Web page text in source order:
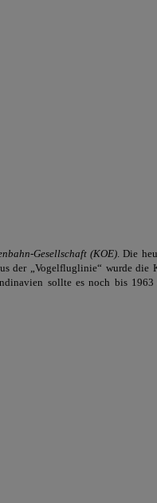
Gesellschaft (KOE). Die
der „Vogelfluglinie“ wurde
sollte es noch bis